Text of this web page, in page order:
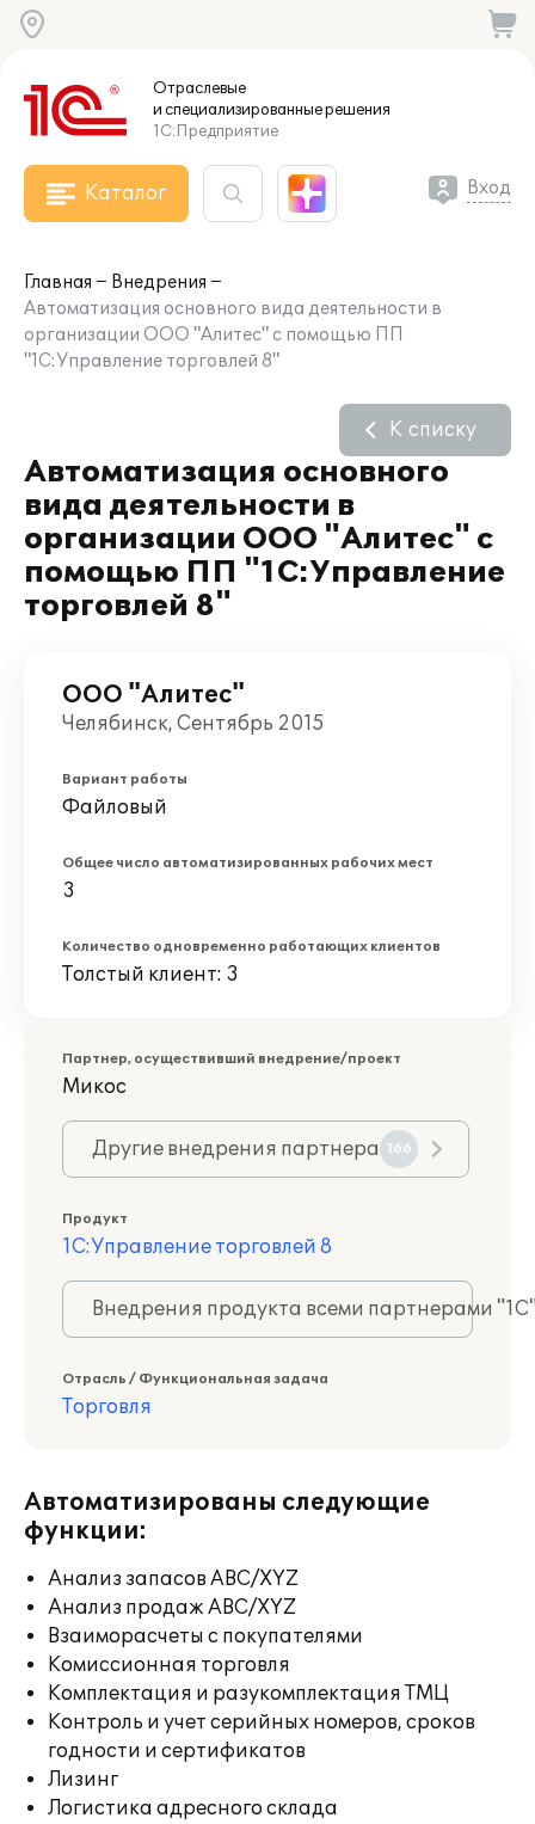
Отраслевые
и специализированныерешения
1С:Предприятие
Каталог Вход
Главная
Внедрения
Автоматизация основного вида деятельности в
организации ООО "Алитес" с помощью ПП
"1С:Управление торговлей 8"
Автоматизация основного
вида деятельности в
организации ООО "Алитес" с
помощью ПП "1С:Управление
торговлей 8"
К списку
ООО "Алитес"
Челябинск, Сентябрь 2015
Вариант работы
Файловый
Общее число автоматизированных рабочих мест
3
Количество одновременно работающих клиентов
Толстый клиент: 3
Партнер, осуществивший внедрение/проект
Микос
Другие внедрения партнера 166
Продукт
1С:Управление торговлей 8
Внедрения продукта всеми партнерами
Отрасль / Функциональная задача
Торговля
Автоматизированы следующие
функции:
Анализ запасов ABC/XYZ
Анализ продаж ABC/XYZ
Взаиморасчеты с покупателями
Комиссионная торговля
Комплектация и разукомплектация ТМЦ
Контроль и учет серийных номеров, сроков
годности и сертификатов
Лизинг
Логистика адресного склада